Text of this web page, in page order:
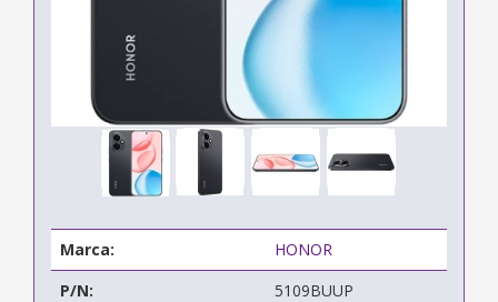
Marca:
HONOR
P/N:
5109BUUP